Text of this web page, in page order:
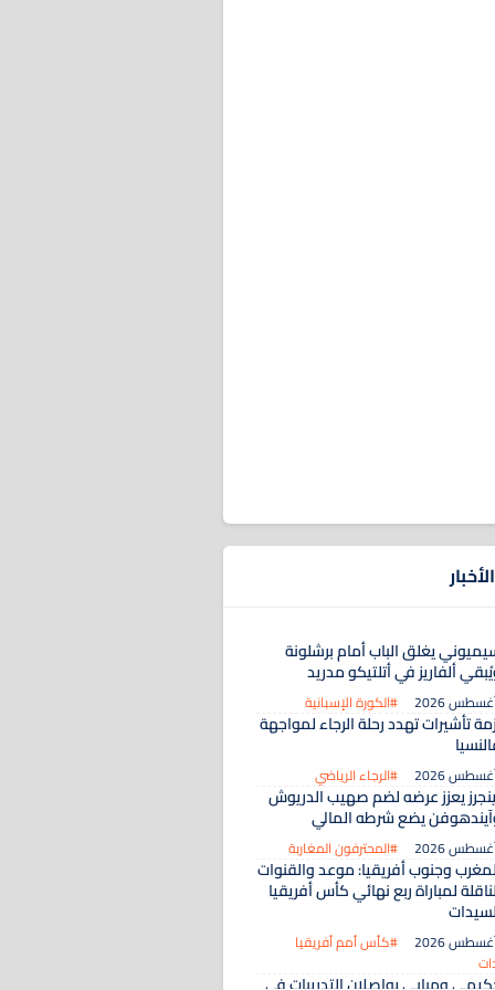
يغلق الباب أمام برشلونة
ألفاريز في أتلتيكو مدريد
#الكورة الإسبانية
تأشيرات تهدد رحلة الرجاء لمواجهة
#الرجاء الرياضي
يعزز عرضه لضم صهيب الدريوش
يضع شرطه المالي
#المحترفون المغاربة
وجنوب أفريقيا: موعد والقنوات
لمباراة ربع نهائي كأس أفريقيا
#كأس أمم أفريقيا